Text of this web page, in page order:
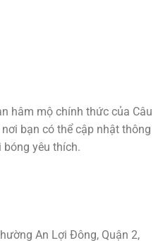
hâm mộ chính thức của Câu
bạn có thể cập nhật thông
yêu thích.
An Lợi Đông, Quận 2,